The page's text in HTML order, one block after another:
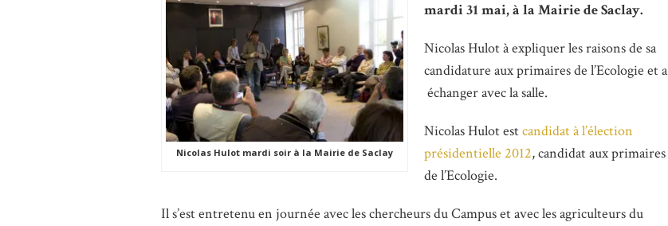
Nicolas Hulot mardi soir à la Mairie de Saclay
mardi 31 mai, à la Mairie de Saclay.
Nicolas Hulot à expliquer les raisons de sa
candidature aux primaires de l’Ecologie et a
échanger avec la salle.
Nicolas Hulot estcandidat à l’élection
présidentielle 2012, candidat aux primaires
de l’Ecologie.
Il s’est entretenu en journée avec les chercheurs du Campus et avec les agriculteurs du